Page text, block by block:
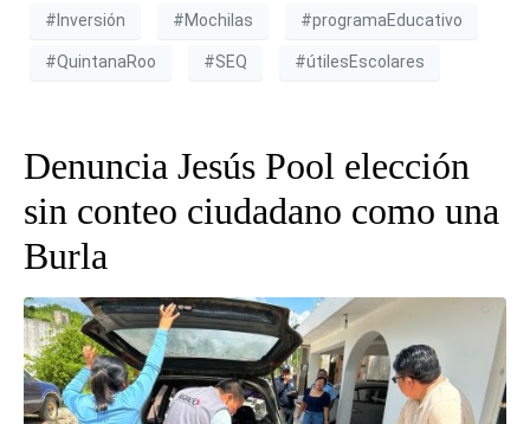
#Inversión #Mochilas #programaEducativo
#QuintanaRoo #SEQ #útilesEscolares
Denuncia Jesús Pool elección
sin conteo ciudadano como una
Burla